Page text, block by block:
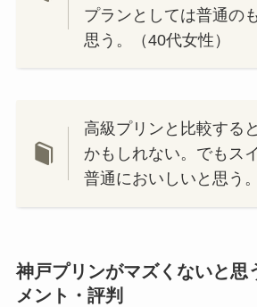
プランとしては普通の
思う。（40代女性）
高級プリンと比較する
かもしれない。でもス
普通においしいと思う
神戸プリンがマズくないと思
メント・評判